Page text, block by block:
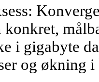
i gigabyte
og økning